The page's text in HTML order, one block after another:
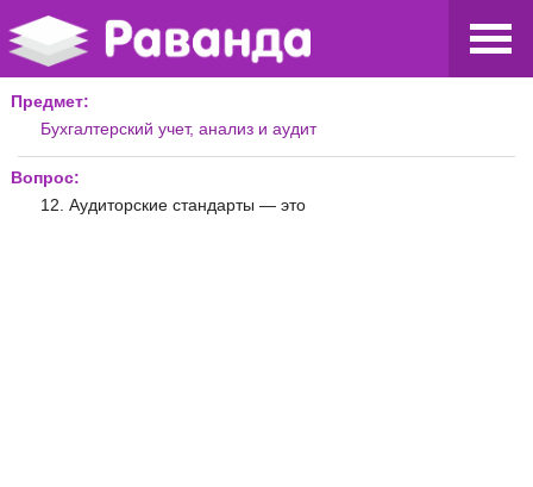
Предмет:
Бухгалтерский учет, анализ и аудит
Вопрос:
12. Аудиторские стандарты — это